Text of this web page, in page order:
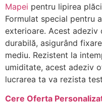
Mapei pentru lipirea
Formulat special pentru
exterioare. Acest adeziv
durabilă, asigurând
mediu. Rezistent la
umiditate, acest adeziv
lucrarea ta va rezista
Cere Oferta